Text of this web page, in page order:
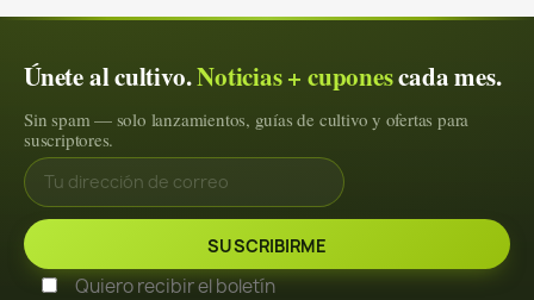
Únete al cultivo.Noticias + cuponescada mes.
Sin spam — solo lanzamientos, guías de cultivo y ofertas para
suscriptores.
Quiero recibir el boletín